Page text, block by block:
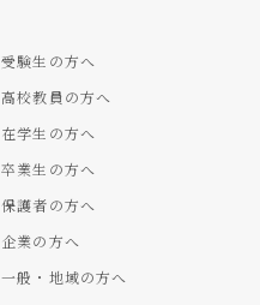
受験生の方へ
高校教員の方へ
在学生の方へ
卒業生の方へ
保護者の方へ
企業の方へ
一般・地域の方へ